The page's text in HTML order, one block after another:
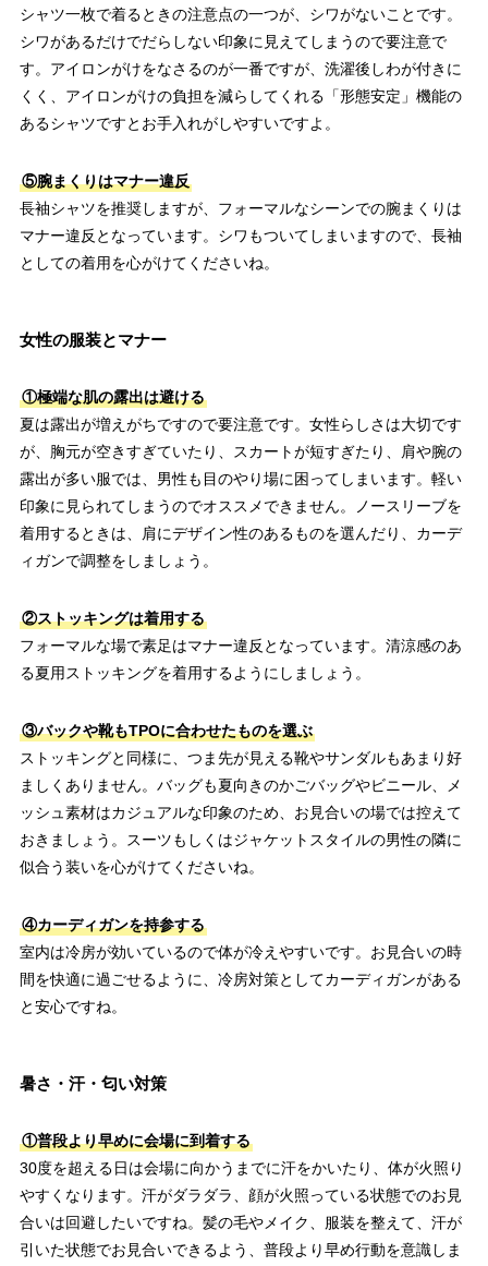
シャツ一枚で着るときの注意点の一つが、シワがないことです。
シワがあるだけでだらしない印象に見えてしまうので要注意で
す。アイロンがけをなさるのが一番ですが、洗濯後しわが付きに
くく、アイロンがけの負担を減らしてくれる「形態安定」機能の
あるシャツですとお手入れがしやすいですよ。
⑤腕まくりはマナー違反
長袖シャツを推奨しますが、フォーマルなシーンでの腕まくりは
マナー違反となっています。シワもついてしまいますので、長袖
としての着用を心がけてくださいね。
女性の服装とマナー
①極端な肌の露出は避ける
夏は露出が増えがちですので要注意です。女性らしさは大切です
が、胸元が空きすぎていたり、スカートが短すぎたり、肩や腕の
露出が多い服では、男性も目のやり場に困ってしまいます。軽い
印象に見られてしまうのでオススメできません。ノースリーブを
着用するときは、肩にデザイン性のあるものを選んだり、カーデ
ィガンで調整をしましょう。
②ストッキングは着用する
フォーマルな場で素足はマナー違反となっています。清涼感のあ
る夏用ストッキングを着用するようにしましょう。
③バックや靴もTPOに合わせたものを選ぶ
ストッキングと同様に、つま先が見える靴やサンダルもあまり好
ましくありません。バッグも夏向きのかごバッグやビニール、メ
ッシュ素材はカジュアルな印象のため、お見合いの場では控えて
おきましょう。スーツもしくはジャケットスタイルの男性の隣に
似合う装いを心がけてくださいね。
④カーディガンを持参する
室内は冷房が効いているので体が冷えやすいです。お見合いの時
間を快適に過ごせるように、冷房対策としてカーディガンがある
と安心ですね。
暑さ・汗・匂い対策
①普段より早めに会場に到着する
30度を超える日は会場に向かうまでに汗をかいたり、体が火照り
やすくなります。汗がダラダラ、顔が火照っている状態でのお見
合いは回避したいですね。髪の毛やメイク、服装を整えて、汗が
引いた状態でお見合いできるよう、普段より早め行動を意識しま